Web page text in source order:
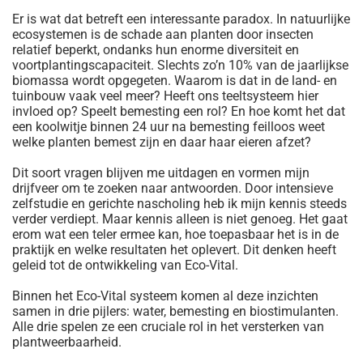
Er is wat dat betreft een interessante paradox. In natuurlijke
ecosystemen is de schade aan planten door insecten
relatief beperkt, ondanks hun enorme diversiteit en
voortplantingscapaciteit. Slechts zo’n 10% van de jaarlijkse
biomassa wordt opgegeten. Waarom is dat in de land- en
tuinbouw vaak veel meer? Heeft ons teeltsysteem hier
invloed op? Speelt bemesting een rol? En hoe komt het dat
een koolwitje binnen 24 uur na bemesting feilloos weet
welke planten bemest zijn en daar haar eieren afzet?
Dit soort vragen blijven me uitdagen en vormen mijn
drijfveer om te zoeken naar antwoorden. Door intensieve
zelfstudie en gerichte nascholing heb ik mijn kennis steeds
verder verdiept. Maar kennis alleen is niet genoeg. Het gaat
erom wat een teler ermee kan, hoe toepasbaar het is in de
praktijk en welke resultaten het oplevert. Dit denken heeft
geleid tot de ontwikkeling van Eco-Vital.
Binnen het Eco-Vital systeem komen al deze inzichten
samen in drie pijlers: water, bemesting en biostimulanten.
Alle drie spelen ze een cruciale rol in het versterken van
plantweerbaarheid.